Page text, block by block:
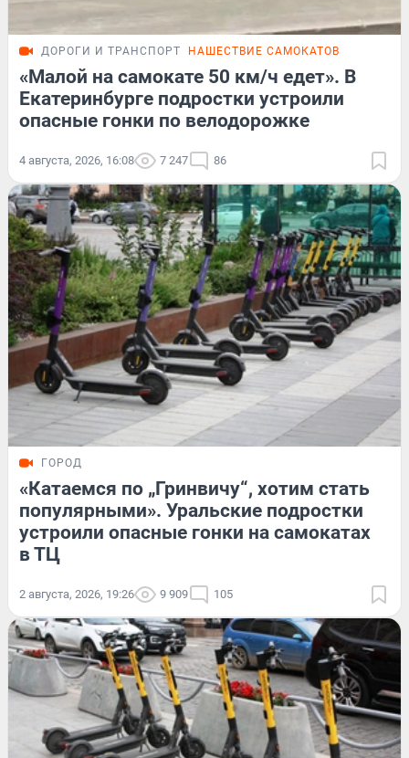
ДОРОГИ И ТРАНСПОРТ НАШЕСТВИЕ САМОКАТОВ
«Малой на самокате 50 км/ч едет». В
Екатеринбурге подростки устроили
опасные гонки по велодорожке
4 августа, 2026, 16:08 7 247 86
ГОРОД
«Катаемся по „Гринвичу“, хотим стать
популярными». Уральские подростки
устроили опасные гонки на самокатах
в ТЦ
2 августа, 2026, 19:26 9 909 105